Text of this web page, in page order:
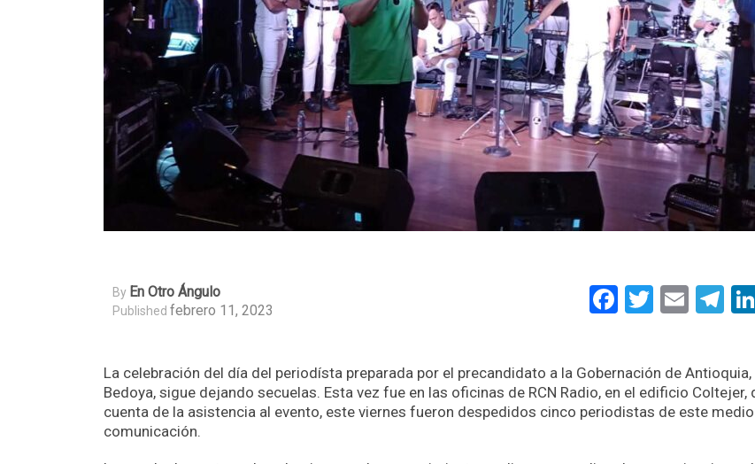
By En Otro Ángulo
Published febrero 11, 2023 Facebook
Twitter
Email
La celebración del día del periodísta preparada por el precandidato a la Gobernación de Antioquia,
Bedoya, sigue dejando secuelas. Esta vez fue en las oficinas de RCN Radio, en el edificio Coltejer,
cuenta de la asistencia al evento, este viernes fueron despedidos cinco periodistas de este
comunicación.